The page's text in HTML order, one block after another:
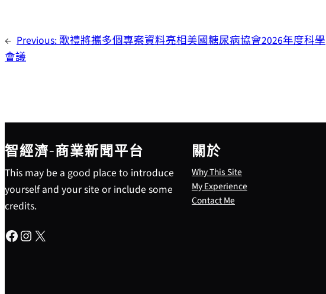
← Previous:歌禮將攜多個專案資料亮相美國糖尿病協會2026年度科學
會議
智經濟-商業新聞平台
This may be a good place to introduce
yourself and your site or include some
credits.
Facebook Instagram X
關於
Why This Site
My Experience
Contact Me